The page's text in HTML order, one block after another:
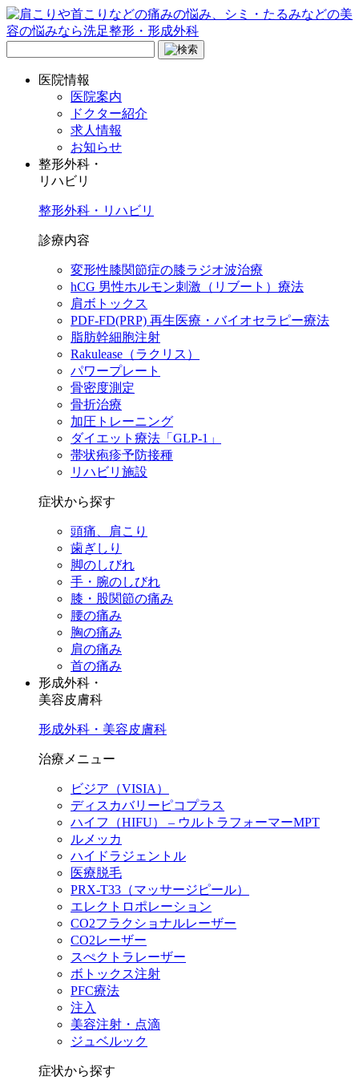
医院情報
医院案内
ドクター紹介
求人情報
お知らせ
整形外科・
リハビリ
整形外科・リハビリ
診療内容
変形性膝関節症の膝ラジオ波治療
hCG 男性ホルモン刺激（リブート）療法
肩ボトックス
PDF-FD(PRP) 再生医療・バイオセラピー療法
脂肪幹細胞注射
Rakulease（ラクリス）
パワープレート
骨密度測定
骨折治療
加圧トレーニング
ダイエット療法「GLP-1」
帯状疱疹予防接種
リハビリ施設
症状から探す
頭痛、肩こり
歯ぎしり
脚のしびれ
手・腕のしびれ
膝・股関節の痛み
腰の痛み
胸の痛み
肩の痛み
首の痛み
形成外科・
美容皮膚科
形成外科・美容皮膚科
治療メニュー
ビジア（VISIA）
ディスカバリーピコプラス
ハイフ（HIFU） – ウルトラフォーマーMPT
ルメッカ
ハイドラジェントル
医療脱毛
PRX-T33（マッサージピール）
エレクトロポレーション
CO2フラクショナルレーザー
CO2レーザー
スぺクトラレーザー
ボトックス注射
PFC療法
注入
美容注射・点滴
ジュベルック
症状から探す